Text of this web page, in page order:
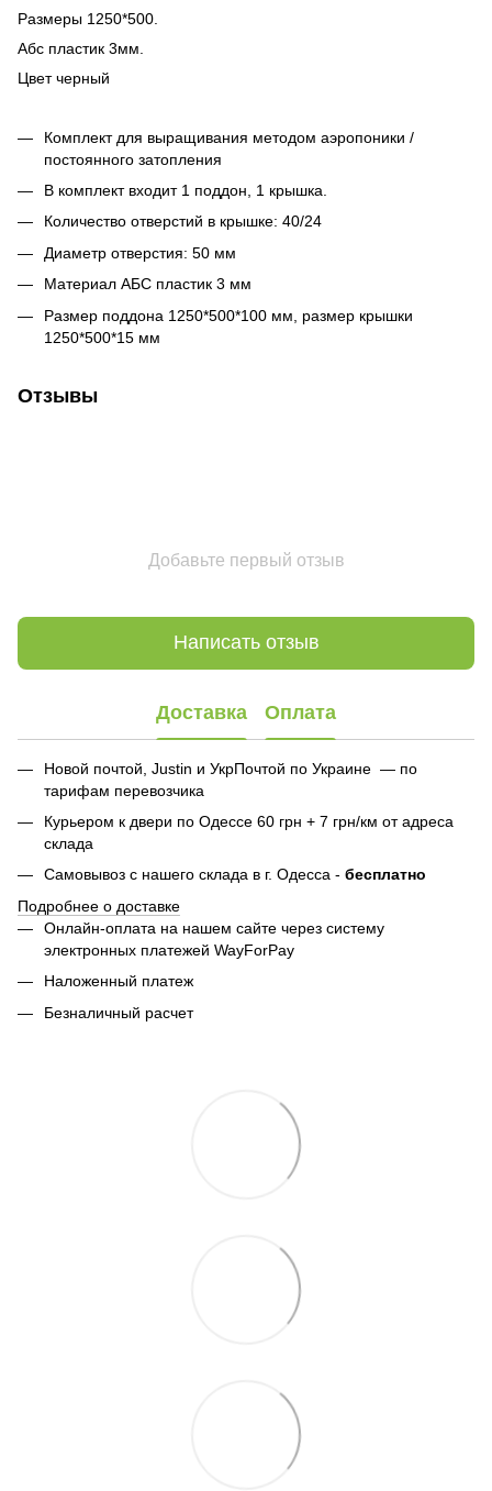
Размеры 1250*500.
Абс пластик 3мм.
Цвет черный
Комплект для выращивания методом аэропоники /
постоянного затопления
В комплект входит 1 поддон, 1 крышка.
Количество отверстий в крышке: 40/24
Диаметр отверстия: 50 мм
Материал АБС пластик 3 мм
Размер поддона 1250*500*100 мм, размер крышки
1250*500*15 мм
Отзывы
Добавьте первый отзыв
Написать отзыв
Доставка Оплата
Новой почтой, Justin и УкрПочтой по Украине — по
тарифам перевозчика
Курьером к двери по Одессе 60 грн + 7 грн/км от адреса
склада
Самовывоз с нашего склада в г. Одесса - бесплатно
Подробнее о доставке
Онлайн-оплата на нашем сайте через систему
электронных платежей WayForPay
Наложенный платеж
Безналичный расчет